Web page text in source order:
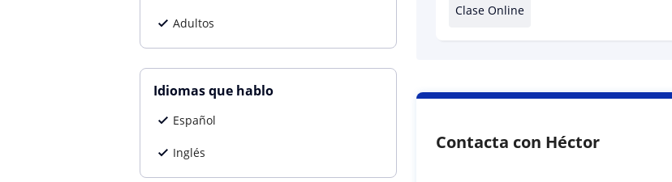
Adultos
Idiomas que hablo
Español
Inglés
Clase Online
Contacta con Héctor